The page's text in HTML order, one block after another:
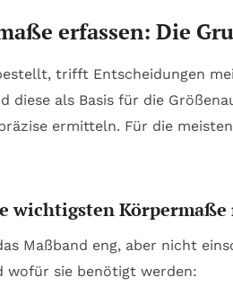
erfassen: Die
trifft Entscheidungen
diese als Basis für die
ermitteln. Für die
wichtigsten
Maßband eng, aber nicht
wofür sie benötigt werden: